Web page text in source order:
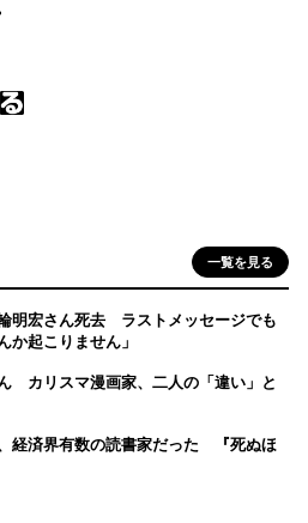
一覧を見る
明宏さん死去 ラストメッセージでも
起こりません」
カリスマ漫画家、二人の「違い」と
経済界有数の読書家だった 『死ぬほ